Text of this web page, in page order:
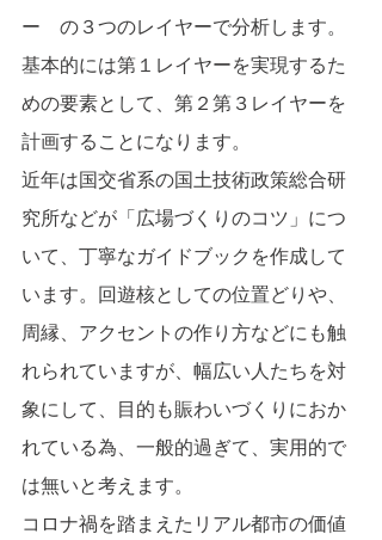
ー　の３つのレイヤーで分析します。
基本的には第１レイヤーを実現するた
めの要素として、第２第３レイヤーを
計画することになります。
近年は国交省系の国土技術政策総合研
究所などが「広場づくりのコツ」につ
いて、丁寧なガイドブックを作成して
います。回遊核としての位置どりや、
周縁、アクセントの作り方などにも触
れられていますが、幅広い人たちを対
象にして、目的も賑わいづくりにおか
れている為、一般的過ぎて、実用的で
は無いと考えます。
コロナ禍を踏まえたリアル都市の価値